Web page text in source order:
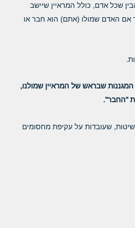
שכל אדם, כולל המראיין שיישב
אם האדם שמולו (אתם) הוא חבר או
שבראש של המראיין שמולנו,
"החבר".
שיטות, שעובדות על עקיפת מחסומים